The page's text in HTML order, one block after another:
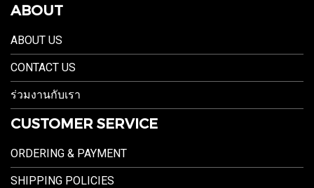
ABOUT
ABOUT US
CONTACT US
ร่วมงานกับเรา
CUSTOMER SERVICE
ORDERING & PAYMENT
SHIPPING POLICIES